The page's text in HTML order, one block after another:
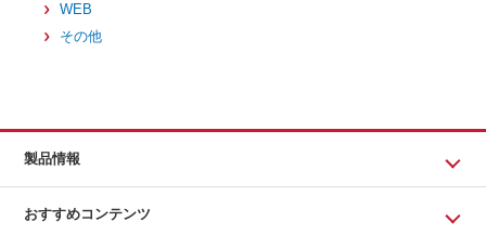
WEB
その他
製品情報
おすすめコンテンツ